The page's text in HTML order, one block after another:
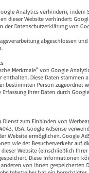
Analytics verhindern,
dieser Website verhindert:
der Datenschutzerklärung von
abgeschlossen
Merkmale" von Google
enthalten. Diese Daten
bestimmten Person zugeordnet
Ihrer Daten durch
Dienst zum Einbinden von
USA. Google AdSense
Website ermöglichen. Google
wie der Besucherverkehr auf
Website (einschließlich
Diese Informationen
von Ihnen gespeicherten